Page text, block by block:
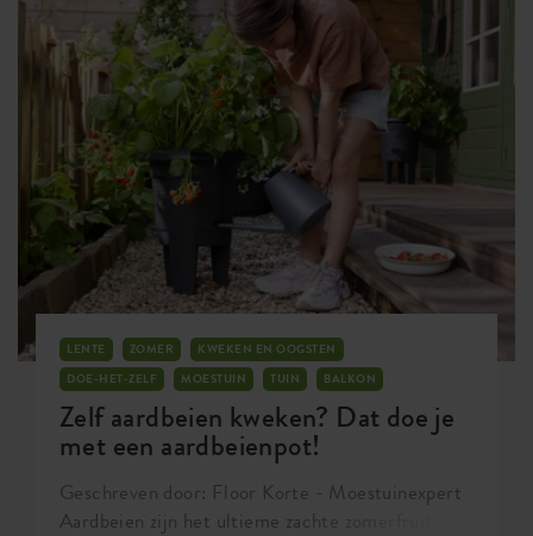
LENTE ZOMER
KWEKEN EN OOGSTEN
DOE-HET-ZELF
MOESTUIN TUIN BALKON
Zelf aardbeien kweken? Dat doe je
met een aardbeienpot!
Geschreven door: Floor Korte - Moestuinexpert
Aardbeien zijn het ultieme zachte zomerfruit